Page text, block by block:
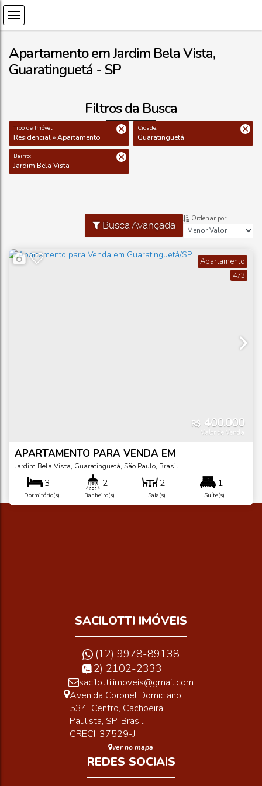
Apartamento em Jardim Bela Vista,
Guaratinguetá - SP
Filtros da Busca
Tipo de Imóvel:
Residencial » Apartamento
Cidade:
Guaratinguetá
Bairro:
Jardim Bela Vista
Busca Avançada
Ordenar por:
473
Apartamento
R$ 400.000
Valor de Venda
APARTAMENTO PARA VENDA EM
GUARATINGUETÁ/SP
Jardim Bela Vista, Guaratinguetá, São Paulo, Brasil
3
Dormitório(s)
2
Banheiro(s)
2
Sala(s)
1
Suíte(s)
132 m² 1
SACILOTTI IMÓVEIS
(12) 9978-89138
(12) 2102-2333
sacilotti.imoveis@gmail.com
Avenida Coronel Domiciano,
534, Centro, Cachoeira
Paulista, SP, Brasil
CRECI: 37529-J
ver no mapa
REDES SOCIAIS